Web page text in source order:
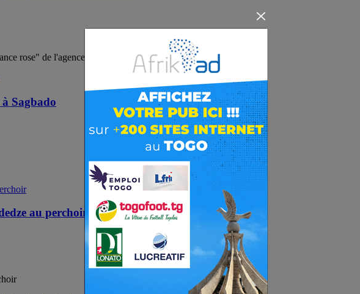
rose" de l'agence Rosesvoyages tours
Sagbado
au perchoir